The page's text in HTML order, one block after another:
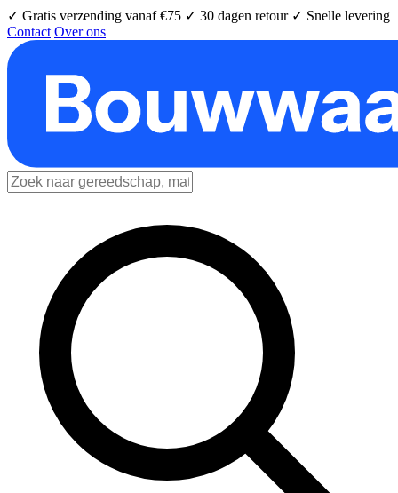
✓ Gratis verzending vanaf €75 ✓ 30 dagen retour ✓ Snelle levering
Contact Over ons